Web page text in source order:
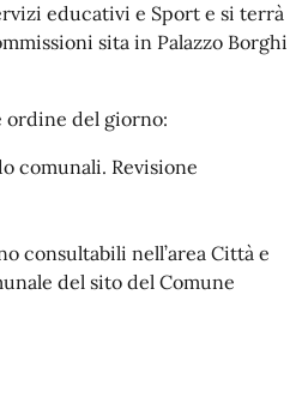
educativi e Sport e si terrà
sita in Palazzo Borghi
ordine del giorno:
comunali. Revisione
consultabili nell’area Città e
del sito del Comune